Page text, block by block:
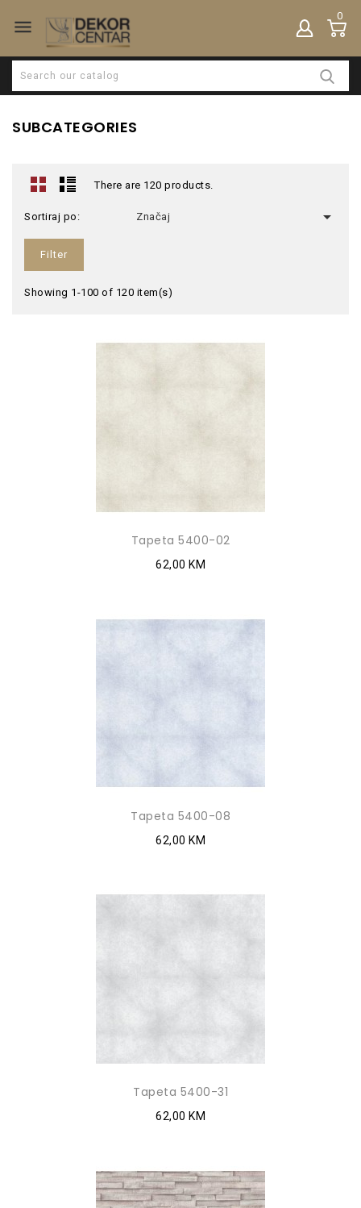

0
SUBCATEGORIES
There are 120 products.
Sortiraj po: Značaj 
Filter
Showing 1-100 of 120 item(s)
Tapeta 5400-02
62,00 KM
Tapeta 5400-08
62,00 KM
Tapeta 5400-31
62,00 KM